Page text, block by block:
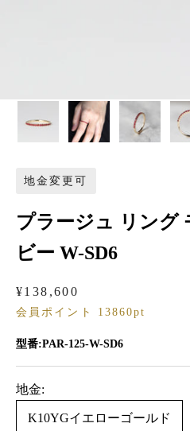
地金変更可
プラージュ リング
ビー W-SD6
セール価格
¥138,600
会員ポイント 13860pt
型番:PAR-125-W-SD6
地金:
K10YGイエローゴールド